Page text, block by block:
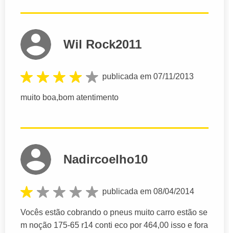
Wil Rock2011
publicada em 07/11/2013
muito boa,bom atentimento
Nadircoelho10
publicada em 08/04/2014
Vocês estão cobrando o pneus muito carro estão se
m noção 175-65 r14 conti eco por 464,00 isso e fora